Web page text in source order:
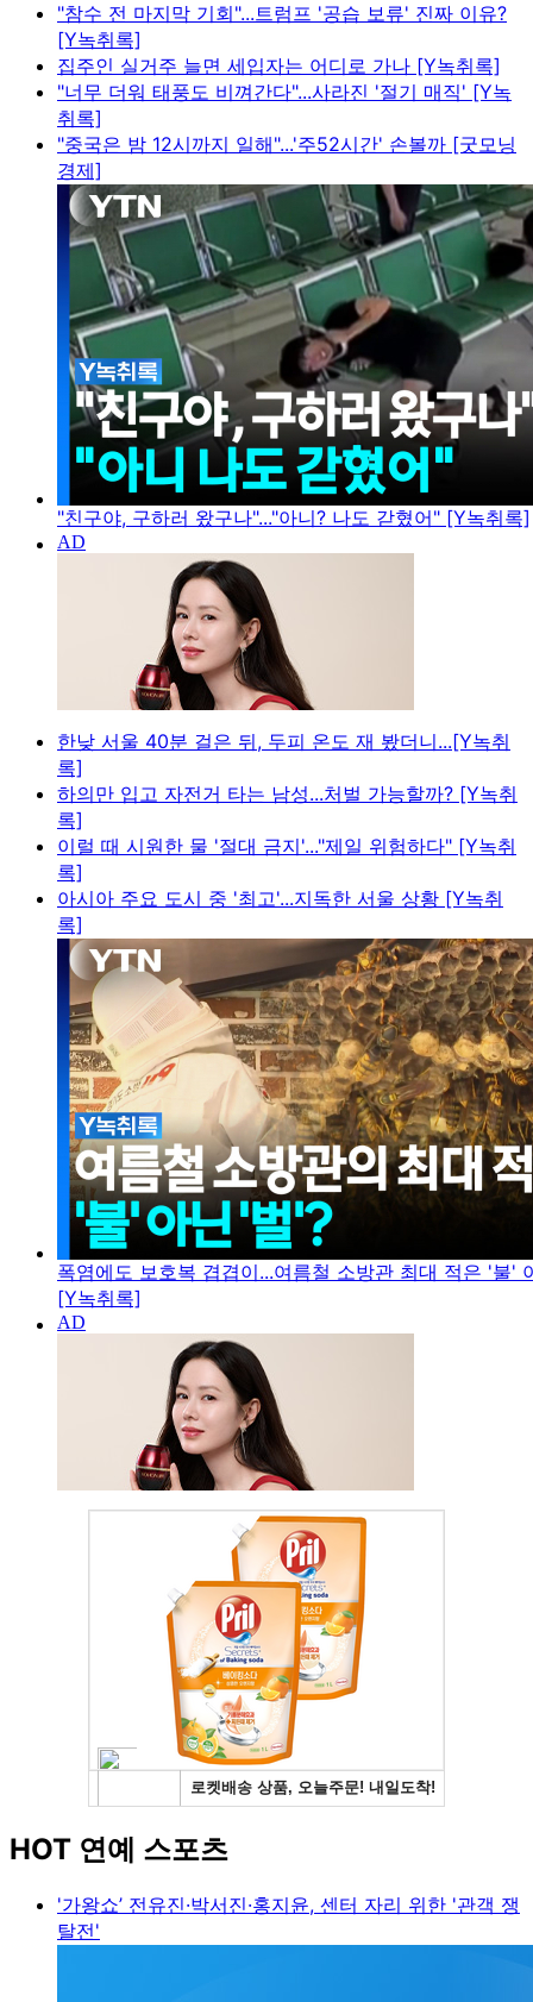
"참수 전 마지막 기회"...트럼프 '공습 보류' 진짜 이유?
[Y녹취록]
집주인 실거주 늘면 세입자는 어디로 가나 [Y녹취록]
"너무 더워 태풍도 비껴간다"...사라진 '절기 매직' [Y녹
취록]
"중국은 밤 12시까지 일해"...'주52시간' 손볼까 [굿모닝
경제]
"친구야, 구하러 왔구나"..."아니? 나도 갇혔어" [Y녹취록]
한낮 서울 40분 걸은 뒤, 두피 온도 재 봤더니...[Y녹취
록]
하의만 입고 자전거 타는 남성...처벌 가능할까? [Y녹취
록]
이럴 때 시원한 물 '절대 금지'..."제일 위험하다" [Y녹취
록]
아시아 주요 도시 중 '최고'...지독한 서울 상황 [Y녹취
록]
폭염에도 보호복 겹겹이...여름철 소방관 최대 적은 '불'
[Y녹취록]
HOT 연예 스포츠
'가왕쇼’ 전유진·박서진·홍지윤, 센터 자리 위한 '관객 쟁
탈전'